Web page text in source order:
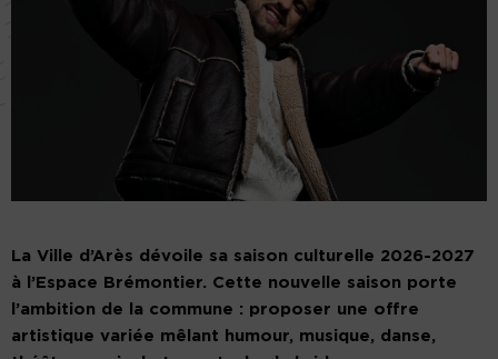
La Ville d’Arès dévoile sa saison culturelle 2026-2027
à l’Espace Brémontier. Cette nouvelle saison porte
l’ambition de la commune : proposer une offre
artistique variée mêlant humour, musique, danse,